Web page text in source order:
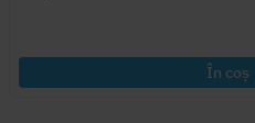
În coș